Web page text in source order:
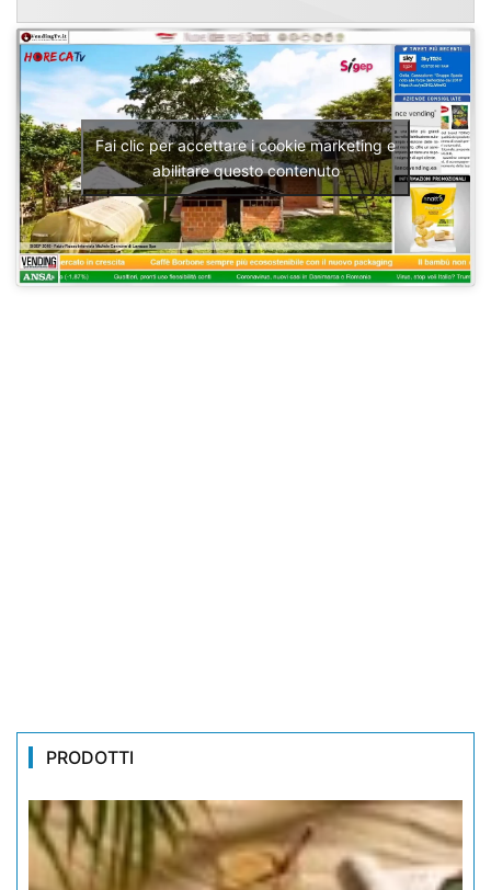
Fai clic per accettare i cookie marketing e
abilitare questo contenuto
PRODOTTI